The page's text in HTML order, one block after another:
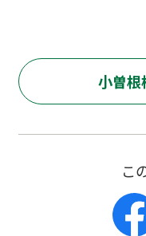
小曽根
こ